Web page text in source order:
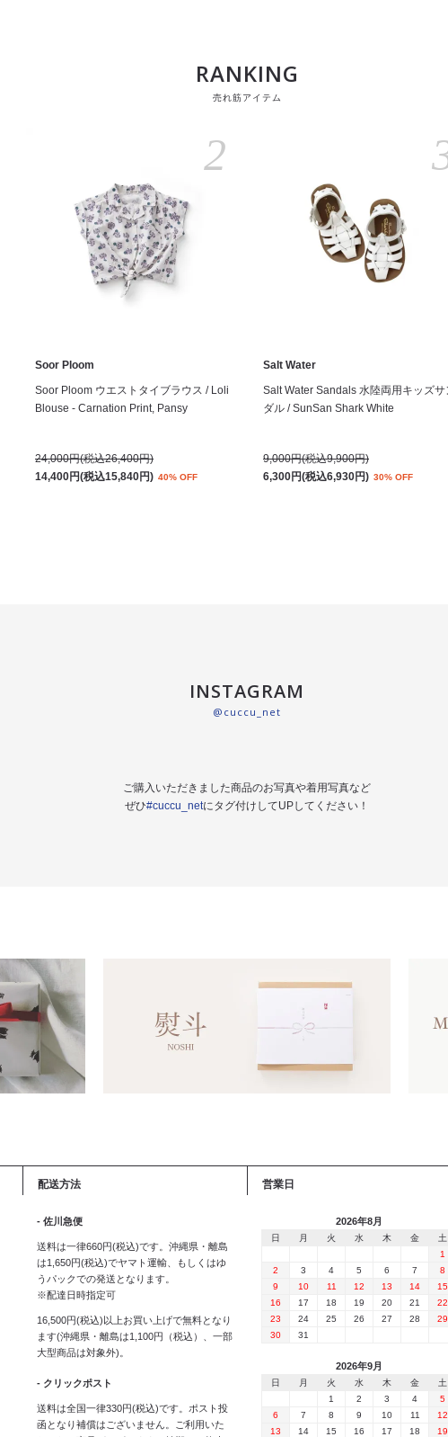
RANKING
売れ筋アイテム
Soor Ploom
Soor Ploom ウエストタイブラウス / Loli
Blouse - Carnation Print, Pansy
24,000円(税込26,400円)
14,400円(税込15,840円) 40% OFF
2
Salt Water
Salt Water Sandals 水陸両用キッズサ
ダル / SunSan Shark White
9,000円(税込9,900円)
6,300円(税込6,930円) 30% OFF
INSTAGRAM
@cuccu_net
ご購入いただきました商品のお写真や着用写真など
ぜひ#cuccu_netにタグ付けしてUPしてください！
配送方法
- 佐川急便
送料は一律660円(税込)です。沖縄県・離島
は1,650円(税込)でヤマト運輸、もしくはゆ
うパックでの発送となります。
※配達日時指定可
16,500円(税込)以上お買い上げで無料となり
ます(沖縄県・離島は1,100円（税込）、一部
大型商品は対象外)。
- クリックポスト
送料は全国一律330円(税込)です。ポスト投
函となり補償はございません。ご利用いた
営業日
2026年8月
日 月 火 水 木 金
土
1
2
3 4 5 6 7
8
9
10 11 12 13 14
15
16
17 18 19 20 21
22
23
24 25 26 27 28
29
30
31
2026年9月
日 月 火 水 木 金
土
1
2 3 4
5
6
7 8 9 10 11
12
13
14 15 16 17 18 19